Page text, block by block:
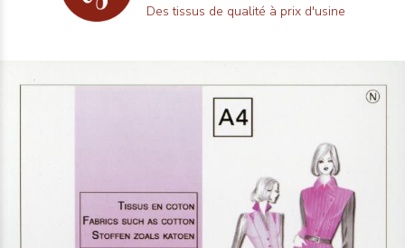
Des tissus de qualité à prix d'usine